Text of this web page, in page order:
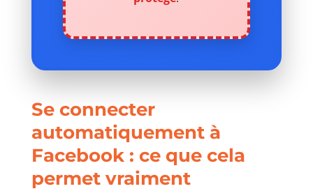
Se connecter
automatiquement à
Facebook : ce que cela
permet vraiment